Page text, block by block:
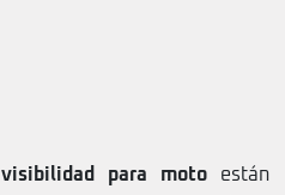
para moto están